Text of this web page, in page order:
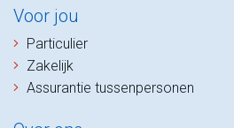
Voor jou
Particulier
Zakelijk
Assurantie tussenpersonen